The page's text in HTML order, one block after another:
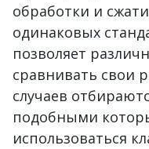
обработки и
одинаковых
позволяет
сравнивать свои
случаев
подобными
использоваться